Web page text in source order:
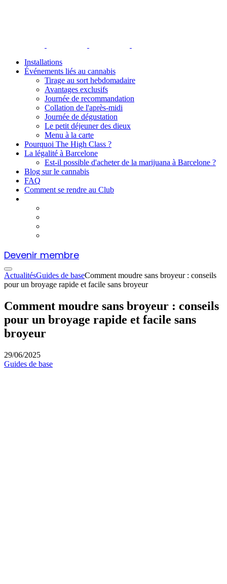
Installations
Événements liés au cannabis
Tirage au sort hebdomadaire
Avantages exclusifs
Journée de recommandation
Collation de l'après-midi
Journée de dégustation
Le petit déjeuner des dieux
Menu à la carte
Pourquoi The High Class ?
La légalité à Barcelone
Est-il possible d'acheter de la marijuana à Barcelone ?
Blog sur le cannabis
FAQ
Comment se rendre au Club
Devenir membre
ActualitésGuides de baseComment moudre sans broyeur : conseils
pour un broyage rapide et facile sans broyeur
Comment moudre sans broyeur : conseils
pour un broyage rapide et facile sans
broyeur
29/06/2025
Guides de base